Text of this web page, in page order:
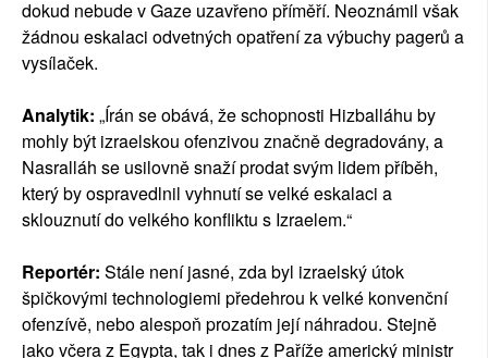
dokud nebude v Gaze uzavřeno příměří. Neoznámil však
žádnou eskalaci odvetných opatření za výbuchy pagerů a
vysílaček.
Analytik: „Írán se obává, že schopnosti Hizballáhu by
mohly být izraelskou ofenzivou značně degradovány, a
Nasralláh se usilovně snaží prodat svým lidem příběh,
který by ospravedlnil vyhnutí se velké eskalaci a
sklouznutí do velkého konfliktu s Izraelem.“
Reportér: Stále není jasné, zda byl izraelský útok
špičkovými technologiemi předehrou k velké konvenční
ofenzívě, nebo alespoň prozatím její náhradou. Stejně
jako včera z Egypta, tak i dnes z Paříže americký ministr